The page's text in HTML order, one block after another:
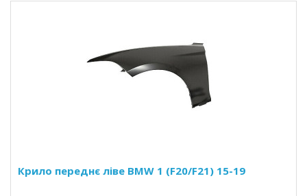
Крило переднє ліве BMW 1 (F20/F21) 15-19